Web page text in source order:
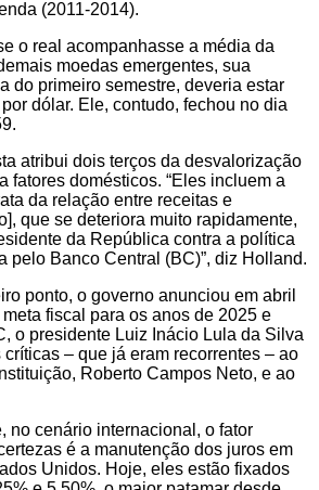
(2011-2014).
o real acompanhasse a média da
moedas emergentes, sua
do primeiro semestre, deveria estar
dólar. Ele, contudo, fechou no dia
atribui dois terços da desvalorização
fatores domésticos. “Eles incluem a
da relação entre receitas e
que se deteriora muito rapidamente,
da República contra a política
pelo Banco Central (BC)”, diz Holland.
ponto, o governo anunciou em abril
fiscal para os anos de 2025 e
o presidente Luiz Inácio Lula da Silva
– que já eram recorrentes – ao
Roberto Campos Neto, e ao
no cenário internacional, o fator
é a manutenção dos juros em
Unidos. Hoje, eles estão fixados